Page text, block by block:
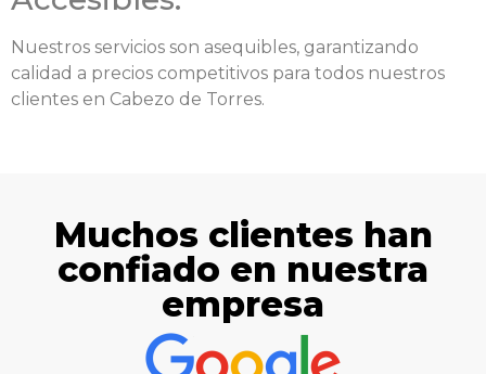
Nuestros servicios son asequibles, garantizando
calidad a precios competitivos para todos nuestros
clientes en Cabezo de Torres.
Muchos clientes han
confiado en nuestra
empresa